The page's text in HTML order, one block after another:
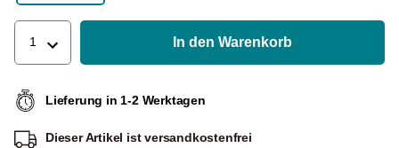
1 In den Warenkorb
Lieferung in 1-2 Werktagen
Dieser Artikel istversandkostenfrei